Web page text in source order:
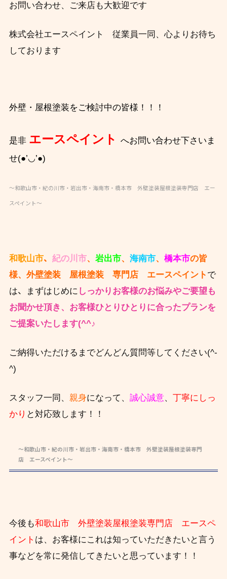
お問い合わせ、ご来店も大歓迎です
株式会社エースペイント 従業員一同、心よりお待ち
しております
外壁・屋根塗装をご検討中の皆様！！！
是非 エースペイント
へお問い合わせ下さいま
せ(●’◡’●)
～和歌山市・紀の川市・岩出市・海南市・橋本市 外壁塗装屋根塗装専門店 エー
スペイント～
和歌山市、 紀の川市、 岩出市、 海南市、 橋本市の皆
様、外壁塗装 屋根塗装 専門店 エースペイント で
は、 まずはじめに しっかりお客様のお悩みやご要望も
お聞かせ頂き、 お客様ひとりひとりに合ったプランを
ご提案いたします(^^♪
ご納得いただけるまでどんどん質問等してください(^-
^)
スタッフ一同、 親身になって、 誠心誠意、 丁寧にしっ
かり と対応致します！！
～和歌山市・紀の川市・岩出市・海南市・橋本市 外壁塗装屋根塗装専門
店 エースペイント～
今後も和歌山市 外壁塗装屋根塗装専門店 エースペ
イント は、お客様にこれは知っていただきたいと言う
事などを常に発信してきたいと思っています！！